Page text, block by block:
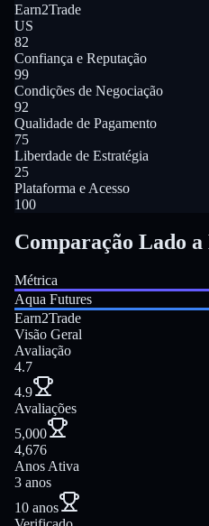
Earn2Trade
US
82
Confiança e Reputação
99
Condições de Negociação
92
Qualidade de Pagamento
75
Liberdade de Estratégia
25
Plataforma e Acesso
100
Comparação Lado
Métrica
Aqua Futures
Earn2Trade
Visão Geral
Avaliação
4.7
4.9
Avaliações
5,000
4,676
Anos Ativa
3 anos
10 anos